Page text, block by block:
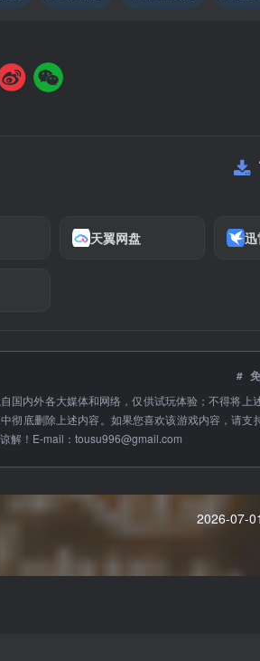
天翼网盘
#
国内外各大媒体和网络，仅供试玩体验；不得将
彻底删除上述内容。如果您喜欢该游戏内容，请
解！E-mail： tousu996@gmail.com
2026-07-01